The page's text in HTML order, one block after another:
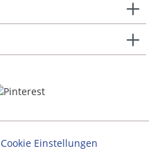
Cookie Einstellungen